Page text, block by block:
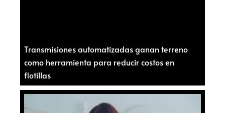
Transmisiones automatizadas ganan terreno
como herramienta para reducir costos en
flotillas